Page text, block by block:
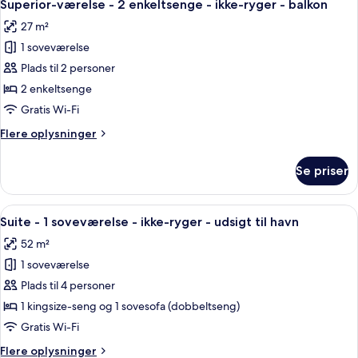
-
balkon
kingsize-
seng
ryger
-
balkon
alle
billeder
af
Superior-
værelse
-
enkeltsenge
ryger
-
balkon
Superior-værelse - 2 enkeltsenge - ikke-ryger - balkon
27 m²
1 soveværelse
Plads til 2 personer
2 enkeltsenge
Gratis Wi-Fi
Flere oplysninger
Flere
værelse
2
ikke-
-
balkon
Se priser
Indlæs
alle
billeder
af
Suite
-
1
Et hotelværelse med en stor seng,
8
Suite - 1 soveværelse - ikke-ryger - udsigt til havn
52 m²
1 soveværelse
Plads til 4 personer
1 kingsize-seng og 1 sovesofa (dobbeltseng)
Gratis Wi-Fi
Flere oplysninger
Flere